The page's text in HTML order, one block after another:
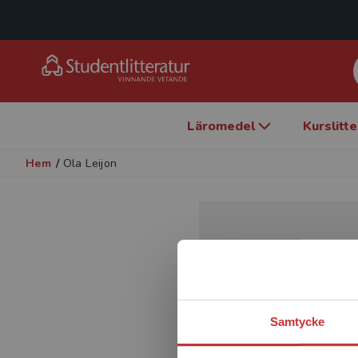
Samtycke
Läromedel
Hem / Ola Leijon